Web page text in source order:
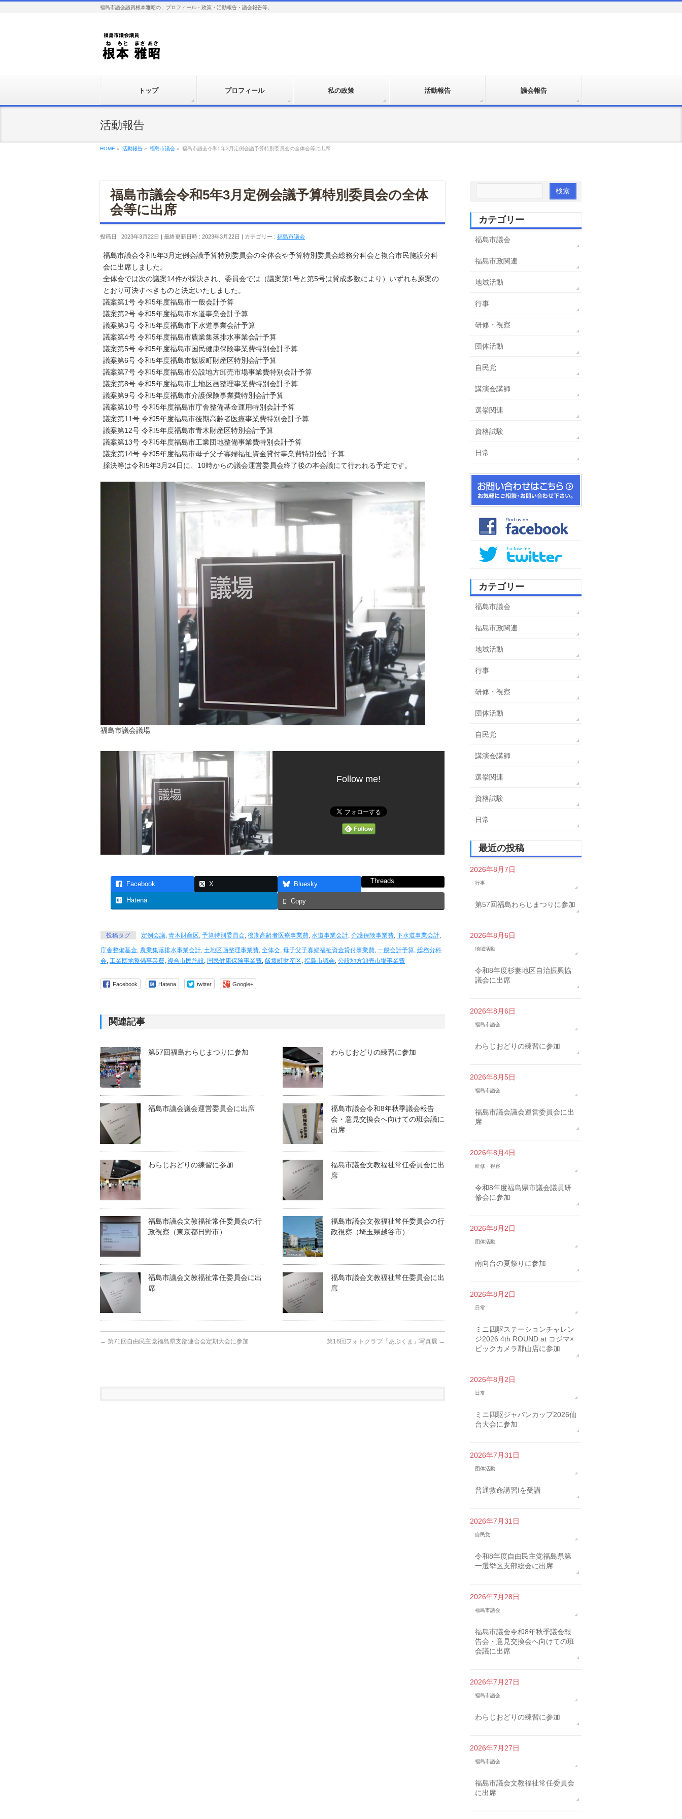
福島市議会議員根本雅昭の、プロフィール・政策・活動報告・議会報告等。
トップ プロフィール 私の政策 活動報告 議会報告
活動報告
HOME » 活動報告 » 福島市議会 » 福島市議会令和5年3月定例会議予算特別委員会の全体会等に出席
福島市議会令和5年3月定例会議予算特別委員会の全体
会等に出席
投稿日 : 2023年3月22日 最終更新日時 : 2023年3月22日 カテゴリー : 福島市議会
福島市議会令和5年3月定例会議予算特別委員会の全体会や予算特別委員会総務分科会と複合市民施設分科
会に出席しました。
全体会では次の議案14件が採決され、委員会では（議案第1号と第5号は賛成多数により）いずれも原案の
とおり可決すべきものと決定いたしました。
議案第1号 令和5年度福島市一般会計予算
議案第2号 令和5年度福島市水道事業会計予算
議案第3号 令和5年度福島市下水道事業会計予算
議案第4号 令和5年度福島市農業集落排水事業会計予算
議案第5号 令和5年度福島市国民健康保険事業費特別会計予算
議案第6号 令和5年度福島市飯坂町財産区特別会計予算
議案第7号 令和5年度福島市公設地方卸売市場事業費特別会計予算
議案第8号 令和5年度福島市土地区画整理事業費特別会計予算
議案第9号 令和5年度福島市介護保険事業費特別会計予算
議案第10号 令和5年度福島市庁舎整備基金運用特別会計予算
議案第11号 令和5年度福島市後期高齢者医療事業費特別会計予算
議案第12号 令和5年度福島市青木財産区特別会計予算
議案第13号 令和5年度福島市工業団地整備事業費特別会計予算
議案第14号 令和5年度福島市母子父子寡婦福祉資金貸付事業費特別会計予算
採決等は令和5年3月24日に、10時からの議会運営委員会終了後の本会議にて行われる予定です。
福島市議会議場
Follow me!
Facebook X Bluesky Threads
Hatena Copy
投稿タグ 定例会議, 青木財産区, 予算特別委員会, 後期高齢者医療事業費, 水道事業会計, 介護保険事業費, 下水道事業会計,
庁舎整備基金, 農業集落排水事業会計, 土地区画整理事業費, 全体会, 母子父子寡婦福祉資金貸付事業費, 一般会計予算, 総務分科
会, 工業団地整備事業費, 複合市民施設, 国民健康保険事業費, 飯坂町財産区, 福島市議会, 公設地方卸売市場事業費
Facebook Hatena twitter Google+
関連記事
第57回福島わらじまつりに参加 わらじおどりの練習に参加
福島市議会議会運営委員会に出席
福島市議会令和8年秋季議会報告
会・意見交換会へ向けての班会議に
出席
わらじおどりの練習に参加
福島市議会文教福祉常任委員会に出
席
福島市議会文教福祉常任委員会の行
政視察（東京都日野市）
福島市議会文教福祉常任委員会の行
政視察（埼玉県越谷市）
福島市議会文教福祉常任委員会に出
席
福島市議会文教福祉常任委員会に出
席
← 第71回自由民主党福島県支部連合会定期大会に参加 第16回フォトクラブ「あぶくま」写真展 →
カテゴリー
福島市議会
福島市政関連
地域活動
行事
研修・視察
団体活動
自民党
講演会講師
選挙関連
資格試験
日常
カテゴリー
福島市議会
福島市政関連
地域活動
行事
研修・視察
団体活動
自民党
講演会講師
選挙関連
資格試験
日常
最近の投稿
2026年8月7日
行事
第57回福島わらじまつりに参加
2026年8月6日
地域活動
令和8年度杉妻地区自治振興協
議会に出席
2026年8月6日
福島市議会
わらじおどりの練習に参加
2026年8月5日
福島市議会
福島市議会議会運営委員会に出
席
2026年8月4日
研修・視察
令和8年度福島県市議会議員研
修会に参加
2026年8月2日
団体活動
南向台の夏祭りに参加
2026年8月2日
日常
ミニ四駆ステーションチャレン
ジ2026 4th ROUND at コジマ×
ビックカメラ郡山店に参加
2026年8月2日
日常
ミニ四駆ジャパンカップ2026仙
台大会に参加
2026年7月31日
団体活動
普通救命講習Iを受講
2026年7月31日
自民党
令和8年度自由民主党福島県第
一選挙区支部総会に出席
2026年7月28日
福島市議会
福島市議会令和8年秋季議会報
告会・意見交換会へ向けての班
会議に出席
2026年7月27日
福島市議会
わらじおどりの練習に参加
2026年7月27日
福島市議会
福島市議会文教福祉常任委員会
に出席